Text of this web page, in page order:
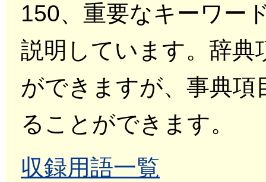
150、重要なキーワー
説明しています。辞
ができますが、事典
ることができます。
収録用語一覧